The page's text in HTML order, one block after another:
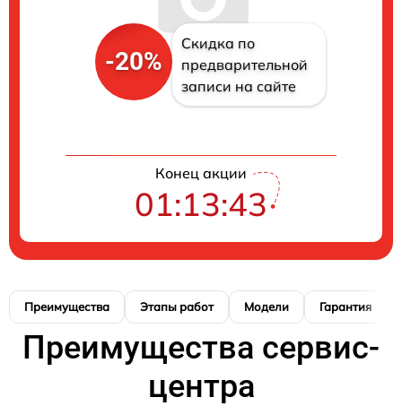
-20%
Скидка по
предварительной
записи на сайте
Конец акции
01:13:42
Преимущества Этапы работ Модели Гарантия
Преимущества сервис-
центра